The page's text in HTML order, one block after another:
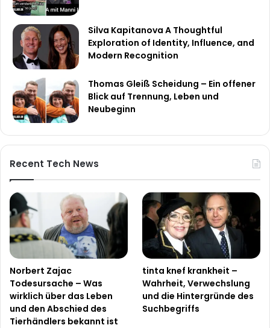
Silva Kapitanova A Thoughtful
Exploration of Identity, Influence, and
Modern Recognition
Thomas Gleiß Scheidung – Ein offener
Blick auf Trennung, Leben und
Neubeginn
Recent Tech News
Norbert Zajac
Todesursache – Was
wirklich über das Leben
und den Abschied des
Tierhändlers bekannt ist
tinta knef krankheit –
Wahrheit, Verwechslung
und die Hintergründe des
Suchbegriffs